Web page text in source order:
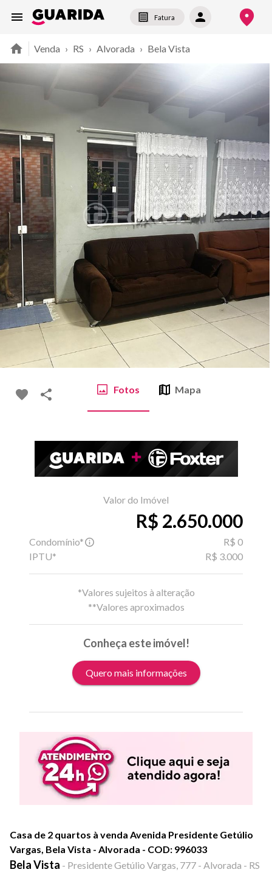
Fatura
Venda › RS › Alvorada › Bela Vista
Fotos Mapa
Valor do Imóvel
R$ 2.650.000
Condomínio*
R$ 0
IPTU*
R$ 3.000
*Valores sujeitos à alteração
**Valores aproximados
Conheça este imóvel!
Quero mais informações
Casa de 2 quartos à venda Avenida Presidente Getúlio
Vargas, Bela Vista - Alvorada - COD: 996033
Bela Vista - Presidente Getúlio Vargas, 777 - Alvorada - RS